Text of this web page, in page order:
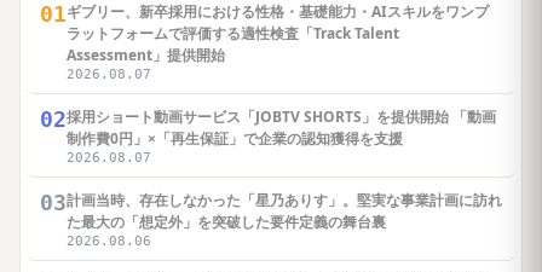
01ギブリー、新卒採用における性格・基礎能力・AIスキルをワンプ
ラットフォームで評価する適性検査「Track Talent
Assessment」提供開始
2026.08.07
02採用ショート動画サービス「JOBTV SHORTS」を提供開始 「動画
制作費0円」×「再生保証」で企業の認知獲得を支援
2026.08.07
03計画当時、存在しなかった「星乃ありす」。堅実な事業計画に訪れ
た最大の「想定外」を突破した要件定義の舞台裏
2026.08.06